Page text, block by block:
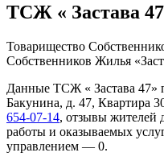
ТСЖ « Застава
Товарищество
Собственников Жилья
Данные ТСЖ « Застава 47»
Бакунина, д. 47, Квартира
654-07-14, отзывы жителей
работы и оказываемых
управлением — 0.